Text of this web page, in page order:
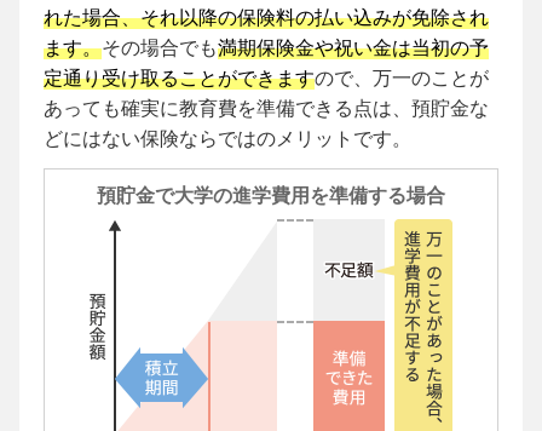
れた場合、それ以降の保険料の払い込みが免除され
ます。その場合でも満期保険金や祝い金は当初の予
定通り受け取ることができますので、万一のことが
あっても確実に教育費を準備できる点は、預貯金な
どにはない保険ならではのメリットです。
預貯金で大学の進学費用を準備する場合